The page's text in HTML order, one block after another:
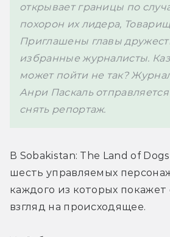
открывает границы по
похорон их лидера,
Приглашены главы
избранные журналисты.
может пойти не так?
Анри Паскаль
снять репортаж.
В Sobakistan: The Land of Dogs
шесть управляемых
каждого из которых
взгляд на происходящее.